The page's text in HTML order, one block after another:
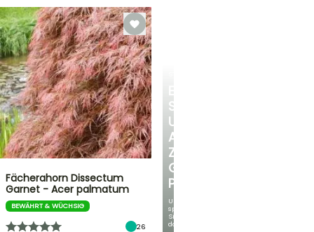
SIE
UNSERE
AUSWAHL
ZU
GÜNSTIGEN
PREISEN
Und
sparen
Sie
dabei!
Fächerahorn Dissectum
Garnet - Acer palmatum
BEWÄHRT & WÜCHSIG
26